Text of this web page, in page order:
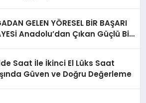
GELEN YÖRESEL BİR BAŞARI
Anadolu’dan Çıkan Güçlü Bir
Saat İle İkinci El Lüks Saat
Güven ve Doğru Değerleme